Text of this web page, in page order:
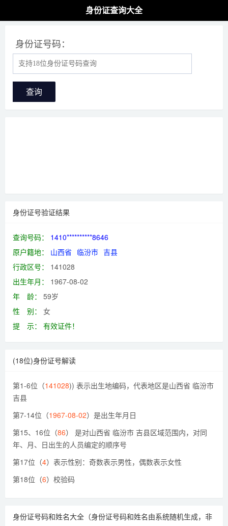
身份证查询大全
身份证号码：
查询
身份证号验证结果
查询号码：
1410**********8646
原户籍地：
山西省 临汾市 吉县
行政区号：
141028
出生年月：
1967-08-02
年 龄：
59岁
性 别：
女
提 示：
有效证件！
(18位)身份证号解读
第1-6位（141028)) 表示出生地编码，代表地区是山西省 临汾市
吉县
第7-14位（1967-08-02）是出生年月日
第15、16位（86） 是对山西省 临汾市 吉县区域范围内，对同
年、月、日出生的人员编定的顺序号
第17位（4）表示性别：奇数表示男性，偶数表示女性
第18位（6）校验码
身份证号码和姓名大全（身份证号码和姓名由系统随机生成，非